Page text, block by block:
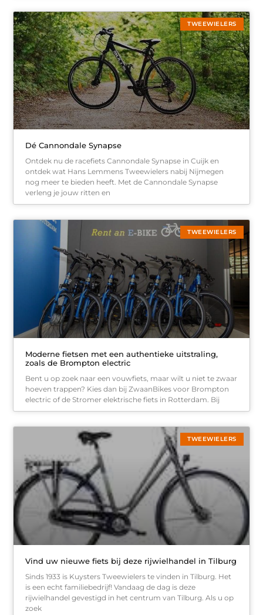
TWEEWIELERS
Dé Cannondale Synapse
Ontdek nu de racefiets Cannondale Synapse in Cuijk en
ontdek wat Hans Lemmens Tweewielers nabij Nijmegen
nog meer te bieden heeft. Met de Cannondale Synapse
verleng je jouw ritten en
TWEEWIELERS
Moderne fietsen met een authentieke uitstraling,
zoals de Brompton electric
Bent u op zoek naar een vouwfiets, maar wilt u niet te zwaar
hoeven trappen? Kies dan bij ZwaanBikes voor Brompton
electric of de Stromer elektrische fiets in Rotterdam. Bij
TWEEWIELERS
Vind uw nieuwe fiets bij deze rijwielhandel in Tilburg
Sinds 1933 is Kuysters Tweewielers te vinden in Tilburg. Het
is een echt familiebedrijf! Vandaag de dag is deze
rijwielhandel gevestigd in het centrum van Tilburg. Als u op
zoek